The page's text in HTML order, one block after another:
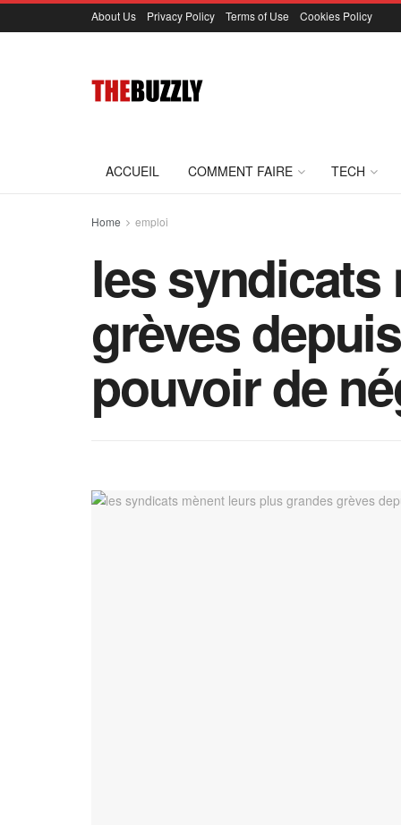
About Us Privacy Policy Terms of Use Cookies Policy
ACCUEIL COMMENT FAIRE TECH
Home emploi
les syndicats
grèves
pouvoir de